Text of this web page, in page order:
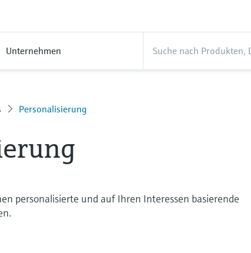
Unternehmen
Personalisierung
personalisierte und auf Ihren Interessen basierende